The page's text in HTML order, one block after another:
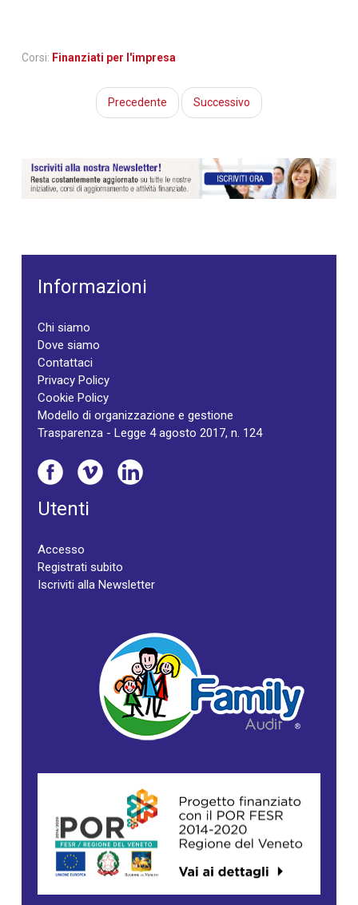
Corsi: Finanziati per l'impresa
Precedente Successivo
Informazioni
Chi siamo
Dove siamo
Contattaci
Privacy Policy
Cookie Policy
Modello di organizzazione e gestione
Trasparenza - Legge 4 agosto 2017, n. 124
Utenti
Accesso
Registrati subito
Iscriviti alla Newsletter